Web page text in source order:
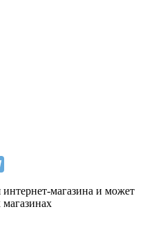
интернет-магазина и может